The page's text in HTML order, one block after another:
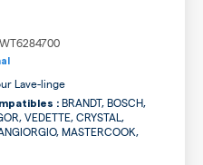
Lave-linge
: BRANDT, BOSCH,
VEDETTE, CRYSTAL,
MASTERCOOK,